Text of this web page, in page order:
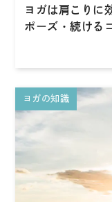
ヨガは肩こりに
ポーズ・続ける
ヨガの知識